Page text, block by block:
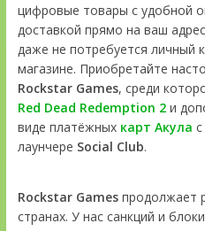
цифровые товары с удобной
доставкой прямо на ваш
даже не потребуется личный
магазине. Приобретайте
Rockstar Games, среди
Red Dead Redemption 2и
виде платёжных карт Акула
лаунчере Social Club.
Rockstar Gamesпродолжает
странах. У нас санкций и